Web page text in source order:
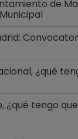
de
¿qué
¿qué tengo